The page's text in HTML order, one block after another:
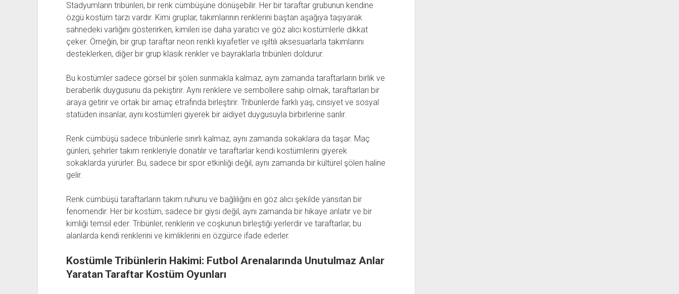
Stadyumların tribünleri, bir renk cümbüşüne dönüşebilir. Her bir taraftar grubunun kendine
özgü kostüm tarzı vardır. Kimi gruplar, takımlarının renklerini baştan aşağıya taşıyarak
sahnedeki varlığını gösterirken, kimileri ise daha yaratıcı ve göz alıcı kostümlerle dikkat
çeker. Örneğin, bir grup taraftar neon renkli kıyafetler ve ışıltılı aksesuarlarla takımlarını
desteklerken, diğer bir grup klasik renkler ve bayraklarla tribünleri doldurur.
Bu kostümler sadece görsel bir şölen sunmakla kalmaz, aynı zamanda taraftarların birlik ve
beraberlik duygusunu da pekiştirir. Aynı renklere ve sembollere sahip olmak, taraftarları bir
araya getirir ve ortak bir amaç etrafında birleştirir. Tribünlerde farklı yaş, cinsiyet ve sosyal
statüden insanlar, aynı kostümleri giyerek bir aidiyet duygusuyla birbirlerine sarılır.
Renk cümbüşü sadece tribünlerle sınırlı kalmaz, aynı zamanda sokaklara da taşar. Maç
günleri, şehirler takım renkleriyle donatılır ve taraftarlar kendi kostümlerini giyerek
sokaklarda yürürler. Bu, sadece bir spor etkinliği değil, aynı zamanda bir kültürel şölen haline
gelir.
Renk cümbüşü taraftarların takım ruhunu ve bağlılığını en göz alıcı şekilde yansıtan bir
fenomendir. Her bir kostüm, sadece bir giysi değil, aynı zamanda bir hikaye anlatır ve bir
kimliği temsil eder. Tribünler, renklerin ve coşkunun birleştiği yerlerdir ve taraftarlar, bu
alanlarda kendi renklerini ve kimliklerini en özgürce ifade ederler.
Kostümle Tribünlerin Hakimi: Futbol Arenalarında Unutulmaz Anlar
Yaratan Taraftar Kostüm Oyunları